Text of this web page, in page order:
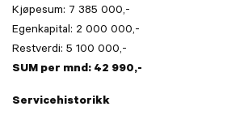
Kjøpesum: 7 385 000,-
Egenkapital: 2 000 000,-
Restverdi: 5 100 000,-
SUM per mnd: 42 990,-
Servicehistorikk